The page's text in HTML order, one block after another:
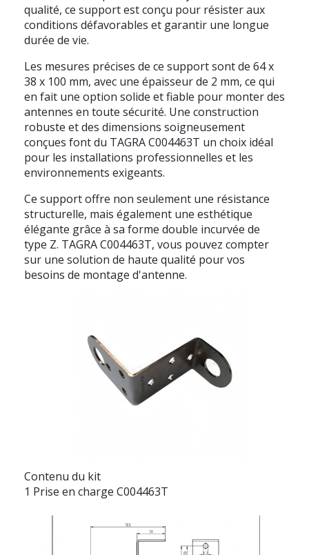
qualité, ce support est conçu pour résister aux
conditions défavorables et garantir une longue
durée de vie.
Les mesures précises de ce support sont de 64 x
38 x 100 mm, avec une épaisseur de 2 mm, ce qui
en fait une option solide et fiable pour monter des
antennes en toute sécurité. Une construction
robuste et des dimensions soigneusement
conçues font du TAGRA C004463T un choix idéal
pour les installations professionnelles et les
environnements exigeants.
Ce support offre non seulement une résistance
structurelle, mais également une esthétique
élégante grâce à sa forme double incurvée de
type Z. TAGRA C004463T, vous pouvez compter
sur une solution de haute qualité pour vos
besoins de montage d'antenne.
Contenu du kit
1 Prise en charge C004463T